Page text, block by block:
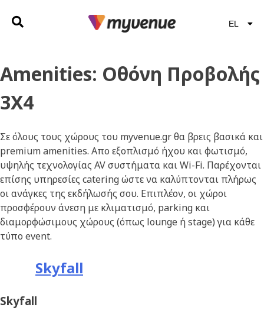
EL
EN
Amenities: Οθόνη Προβολής
3Χ4
Σε όλους τους χώρους του myvenue.gr θα βρεις βασικά και
premium amenities. Απο εξοπλισμό ήχου και φωτισμό,
υψηλής τεχνολογίας AV συστήματα και Wi-Fi. Παρέχονται
επίσης υπηρεσίες catering ώστε να καλύπτονται πλήρως
οι ανάγκες της εκδήλωσής σου. Επιπλέον, οι χώροι
προσφέρουν άνεση με κλιματισμό, parking και
διαμορφώσιμους χώρους (όπως lounge ή stage) για κάθε
τύπο event.
Skyfall
Skyfall